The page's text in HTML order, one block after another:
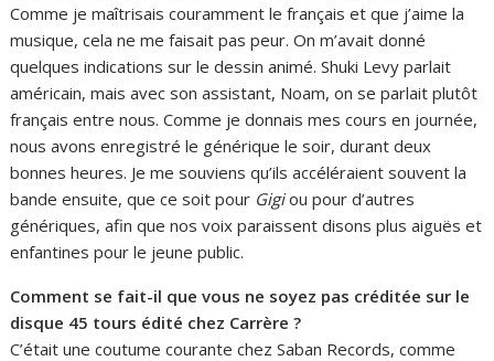
Comme je maîtrisais couramment le français et que j’aime la
musique, cela ne me faisait pas peur. On m’avait donné
quelques indications sur le dessin animé. Shuki Levy parlait
américain, mais avec son assistant, Noam, on se parlait plutôt
français entre nous. Comme je donnais mes cours en journée,
nous avons enregistré le générique le soir, durant deux
bonnes heures. Je me souviens qu’ils accéléraient souvent la
bande ensuite, que ce soit pour Gigiou pour d’autres
génériques, afin que nos voix paraissent disons plus aiguës et
enfantines pour le jeune public.
Comment se fait-il que vous ne soyez pas créditée sur le
disque 45 tours édité chez Carrère ?
C’était une coutume courante chez Saban Records, comme